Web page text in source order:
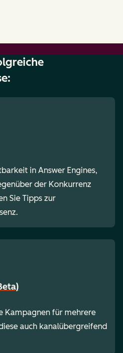
in Answer Engines,
der Konkurrenz
Sie Tipps zur
Kampagnen für mehrere
auch kanalübergreifend